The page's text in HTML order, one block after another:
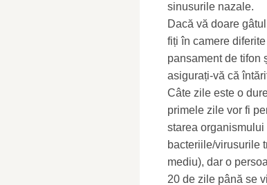
sinusurile nazale.
Dacă vă doare
fiți în camere
pansament de tifon
asigurați-vă că
Câte zile este o
primele zile vor fi
starea
bacteriile/virusurile
mediu), dar o
20 de zile până se